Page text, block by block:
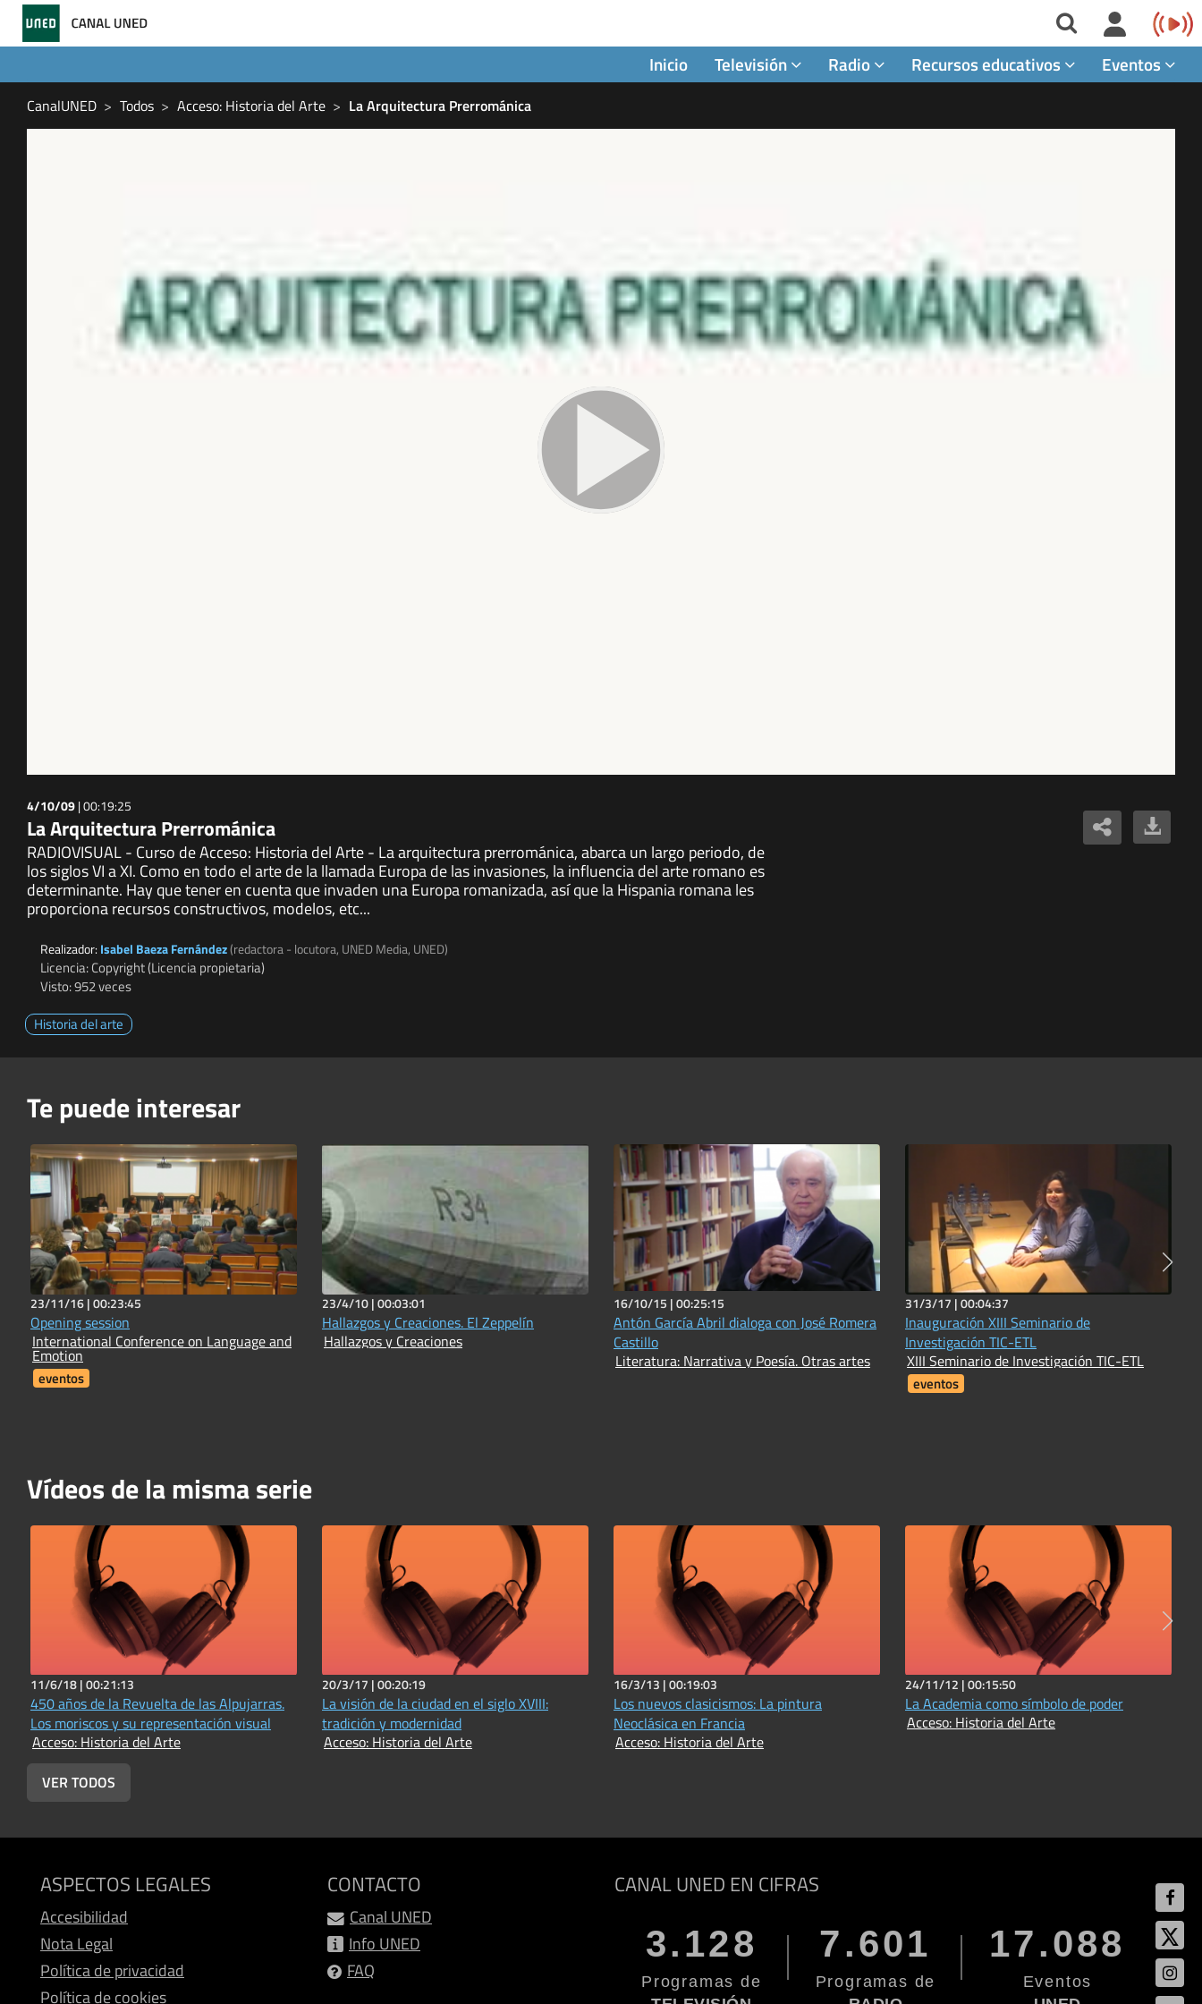
Inicio Televisión Radio Recursos educativos Eventos
CanalUNED Todos Acceso: Historia del Arte La Arquitectura Prerrománica
4/10/09|00:19:25
La Arquitectura Prerrománica
RADIOVISUAL - Curso de Acceso: Historia del Arte - La arquitectura prerrománica, abarca un largo periodo, de
los siglos VI a XI. Como en todo el arte de la llamada Europa de las invasiones, la influencia del arte romano es
determinante. Hay que tener en cuenta que invaden una Europa romanizada, así que la Hispania romana les
proporciona recursos constructivos, modelos, etc...
Realizador: Isabel Baeza Fernández(redactora - locutora, UNED Media, UNED)
Licencia: Copyright (Licencia propietaria)
Visto: 952 veces
Historia del arte
Te puede interesar
23/11/16 |00:23:45
Opening session
International Conference on Language and
Emotion
eventos
23/4/10 |00:03:01
Hallazgos y Creaciones. El Zeppelín
Hallazgos y Creaciones
16/10/15 |00:25:15
Antón García Abril dialoga con José Romera
Castillo
Literatura: Narrativa y Poesía. Otras artes
31/3/17 |00:04:37
Inauguración XIII Seminario de
Investigación TIC-ETL
XIII Seminario de Investigación TIC-ETL
eventos
Vídeos de la misma serie
11/6/18 |00:21:13
450 años de la Revuelta de las Alpujarras.
Los moriscos y su representación visual
Acceso: Historia del Arte
20/3/17 |00:20:19
La visión de la ciudad en el siglo XVIII:
tradición y modernidad
Acceso: Historia del Arte
16/3/13 |00:19:03
Los nuevos clasicismos: La pintura
Neoclásica en Francia
Acceso: Historia del Arte
24/11/12 |00:15:50
La Academia como símbolo de poder
Acceso: Historia del Arte
VER TODOS
ASPECTOS LEGALES
Accesibilidad
Nota Legal
Política de privacidad
Política de cookies
CONTACTO
Canal UNED
Info UNED
FAQ
CANAL UNED EN CIFRAS
3.128
Programas de
7.601
Programas de
17.088
Eventos